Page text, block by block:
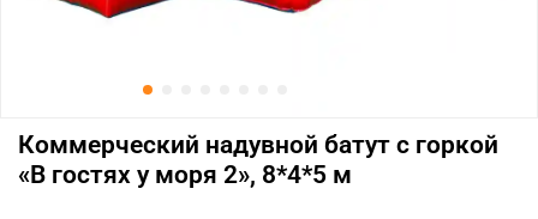
Коммерческий надувной батут с горкой
«В гостях у моря 2», 8*4*5 м